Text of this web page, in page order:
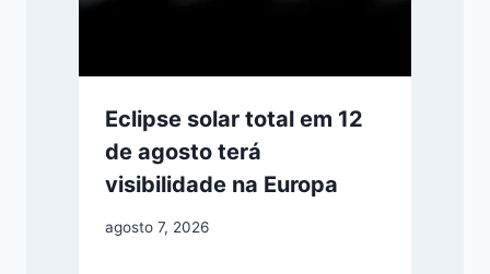
Eclipse solar total em 12
de agosto terá
visibilidade na Europa
agosto 7, 2026